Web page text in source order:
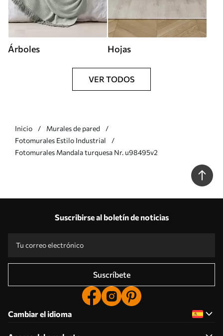
Árboles Hojas
VER TODOS
Inicio
Murales de pared
Fotomurales Estilo Industrial
Fotomurales Mandala turquesa Nr. u98495v2
Suscribirse al boletín de noticias
Suscríbete
Cambiar el idioma